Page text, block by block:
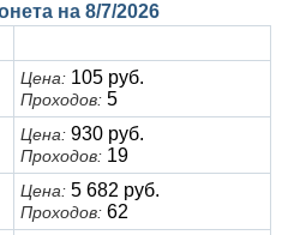
на 8/7/2026
Цена: 105 руб.
Проходов: 5
Цена: 930 руб.
Проходов: 19
Цена: 5 682 руб.
Проходов: 62